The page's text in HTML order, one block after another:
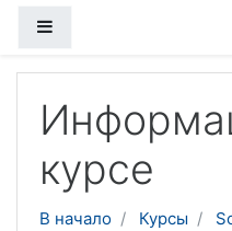
курсе
В начало Курсы